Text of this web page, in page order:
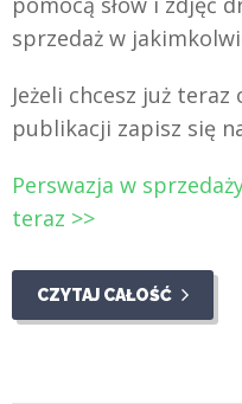
sprzedaż w
Jeżeli chcesz już
publikacji zapisz się
Perswazja w
teraz >>
CZYTAJ CAŁOŚĆ